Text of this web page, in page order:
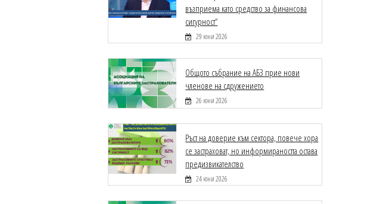
възприема като средство за финансова
сигурност“
29 юни 2026
Общото събрание на АБЗ прие нови
членове на сдружението
26 юни 2026
Ръст на доверие към сектора, повече хора
се застраховат, но информираността остава
предизвикателство
24 юни 2026